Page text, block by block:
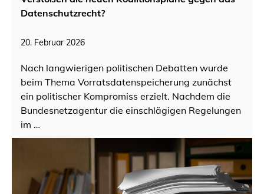
Datenschutzrecht?
20. Februar 2026
Nach langwierigen politischen Debatten wurde
beim Thema Vorratsdatenspeicherung zunächst
ein politischer Kompromiss erzielt. Nachdem die
Bundesnetzagentur die einschlägigen Regelungen
im …